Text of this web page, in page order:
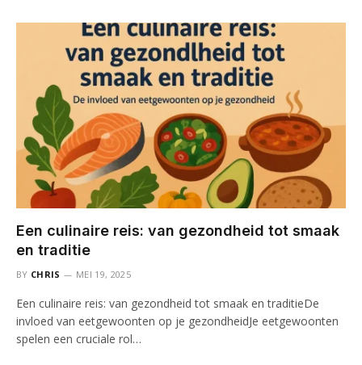
Een culinaire reis: van gezondheid tot smaak
en traditie
BY CHRIS MEI 19, 2025
Een culinaire reis: van gezondheid tot smaak en traditieDe
invloed van eetgewoonten op je gezondheidJe eetgewoonten
spelen een cruciale rol…